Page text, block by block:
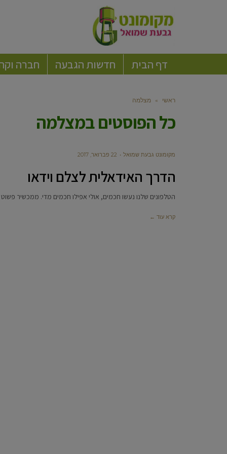
דף הבית חדשות הגבעה חברה
ראשי » מצלמה
כל הפוסטים במצלמה
מקומונט גבעת שמואל 22 פברואר, 2017
הדרך האידאלית לצלם וידאו
הטלפונים שלנו נעשו חכמים, אולי אפילו חכמים מדי. ממכשיר
קרא עוד ←